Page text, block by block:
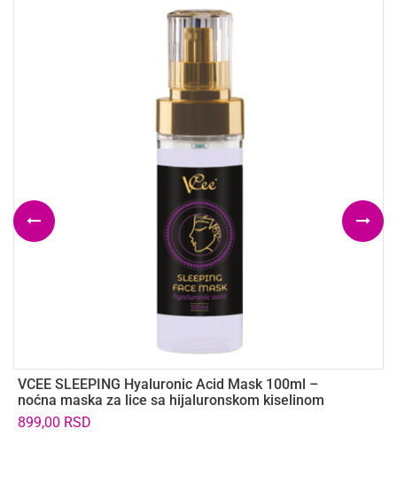
VCEE SLEEPING Hyaluronic Acid Mask 100ml –
noćna maska za lice sa hijaluronskom kiselinom
899,00 RSD